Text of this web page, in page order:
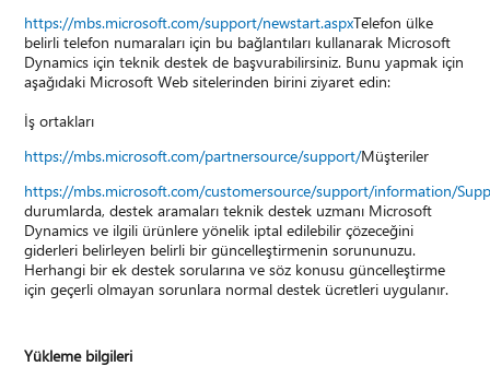
https://mbs.microsoft.com/support/newstart.aspxTelefon ülke
belirli telefon numaraları için bu bağlantıları kullanarak Microsoft
Dynamics için teknik destek de başvurabilirsiniz. Bunu yapmak için
aşağıdaki Microsoft Web sitelerinden birini ziyaret edin:
İş ortakları
https://mbs.microsoft.com/partnersource/support/Müşteriler
https://mbs.microsoft.com/customersource/support/information/
durumlarda, destek aramaları teknik destek uzmanı Microsoft
Dynamics ve ilgili ürünlere yönelik iptal edilebilir çözeceğini
giderleri belirleyen belirli bir güncelleştirmenin sorununuzu.
Herhangi bir ek destek sorularına ve söz konusu güncelleştirme
için geçerli olmayan sorunlara normal destek ücretleri uygulanır.
Yükleme bilgileri